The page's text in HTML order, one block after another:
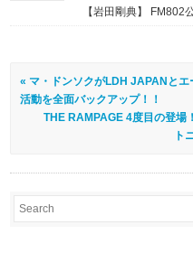
【岩田剛典】 FM802
« マ・ドンソクがLDH JAPANと
活動を全面バックアップ！！
THE RAMPAGE 4度目の登場
ト